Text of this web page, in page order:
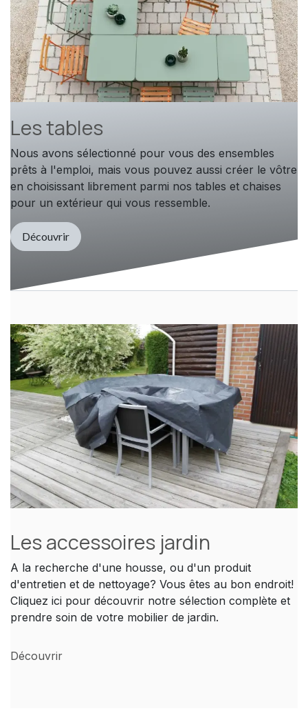
Les tables
Nous avons sélectionné pour vous des ensembles
prêts à l'emploi, mais vous pouvez aussi créer le vôtre
en choisissant librement parmi nos tables et chaises
pour un extérieur qui vous ressemble.
Découvrir
Les accessoires jardin
A la recherche d'une housse, ou d'un produit
d'entretien et de nettoyage? Vous êtes au bon endroit!
Cliquez ici pour découvrir notre sélection complète et
prendre soin de votre mobilier de jardin.
Découvrir